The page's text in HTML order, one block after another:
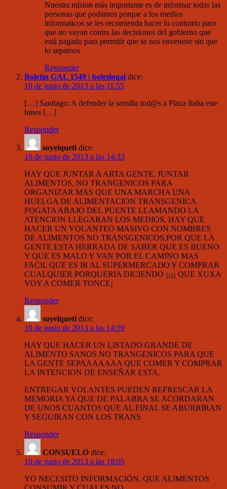
Nuestra mision màs importante es de informar todas las
personas que podamos porque a los medios
informaticos se les recomienda hacer lo contrario para
que no vayan contra las decisiones del gobierno que
està pagado para permitir que se nos envenene sin que
lo sepamos
Responder
Boletin GAL 1549 | boletingal dice:
10 de junio de 2013 a las 11:55
[…] Santiago: A defender la semilla tod@s a Plaza Italia este
lunes […]
Responder
soyelqueti dice:
10 de junio de 2013 a las 14:33
HAY QUE JUNTAR A ARTA GENTE, JUNTAR
ALIMENTOS, NO TRANGENICOS PARA
ORGANIZAR MAS QUE UNA MARCHA UNA
HUELGA DE ALIMENTACION TRANSGENICA
FOGATA ABAJO DEL PUENTE LLAMANDO LA
ATENCION LLEGARAN LOS MEDIOS, HAY QUE
HACER UN VOLANTEO MASIVO CON NOMBRES
DE ALIMENTOS NO TRANSGENICOS,POR QUE LA
GENTE ESTA HERRADA DE SABER QUE ES BUENO
Y QUE ES MALO Y VAN POR EL CAMINO MAS
FACIL QUE ES IR AL SUPERMERCADO Y COMPRAR
CUALQUIER PORQUERIA DICIENDO ¡¡¡¡ QUE XUXA
VOY A COMER TONCE¡
Responder
soyelqueti dice:
10 de junio de 2013 a las 14:39
HAY QUE HACER UN LISTADO GRANDE DE
ALIMENTO SANOS NO TRANGENICOS PARA QUE
LA GENTE SEPAAAAAAA QUE COMER Y COMPRAR
LA INTENCION DE ENSEÑAR ESTA.
ENTREGAR VOLANTES PUEDEN REFRESCAR LA
MEMORIA YA QUE DE PALABRA SE ACORDARAN
DE UNOS CUANTOS QUE AL FINAL SE ABURRIRAN
Y SEGUIRAN CON LOS TRANS
Responder
CONSUELO dice:
10 de junio de 2013 a las 18:05
YO NECESITO INFORMACIÓN, QUE ALIMENTOS